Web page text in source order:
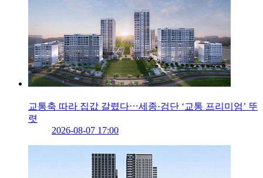
교통축 따라 집값 갈렸다⋯세종·검단 ‘교통 프리미엄’ 뚜
렷
2026-08-07 17:00